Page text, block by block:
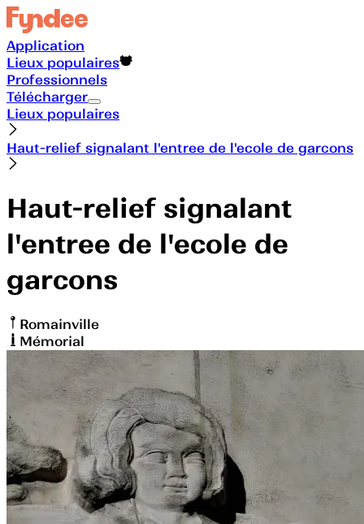
Application
Lieux populaires
Professionnels
Télécharger
Lieux populaires
Haut-relief signalant l'entree de l'ecole de garcons
Haut-relief signalant
l'entree de l'ecole de
garcons
Romainville
Mémorial